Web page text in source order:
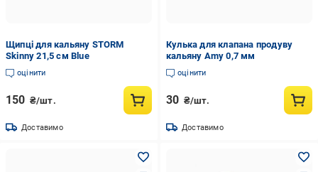
Щипці для кальяну STORM
Skinny 21,5 см Blue
оцінити
150 ₴/шт.
Доставимо
Кулька для клапана продуву
кальяну Amy 0,7 мм
оцінити
30 ₴/шт.
Доставимо